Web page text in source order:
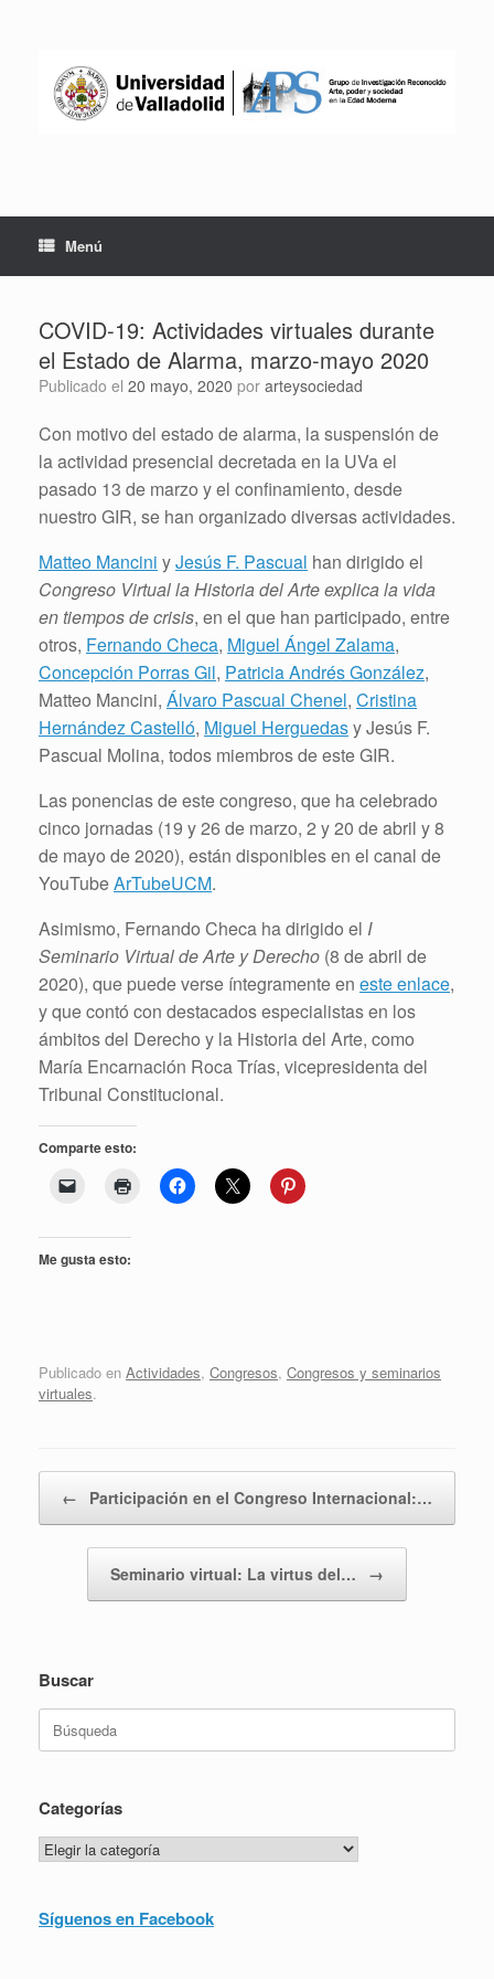
Menú
COVID-19: Actividades virtuales durante
el Estado de Alarma, marzo-mayo 2020
Publicado el 20 mayo, 2020 por arteysociedad
Con motivo del estado de alarma, la suspensión de
la actividad presencial decretada en la UVa el
pasado 13 de marzo y el confinamiento, desde
nuestro GIR, se han organizado diversas actividades.
Matteo Mancini yJesús F. Pascual han dirigido el
Congreso Virtual la Historia del Arte explica la vida
en tiempos de crisis, en el que han participado, entre
otros, Fernando Checa, Miguel Ángel Zalama,
Concepción Porras Gil, Patricia Andrés González,
Matteo Mancini, Álvaro Pascual Chenel, Cristina
Hernández Castelló, Miguel Herguedasy Jesús F.
Pascual Molina, todos miembros de este GIR.
Las ponencias de este congreso, que ha celebrado
cinco jornadas (19 y 26 de marzo, 2 y 20 de abril y 8
de mayo de 2020), están disponibles en el canal de
YouTubeArTubeUCM.
Asimismo, Fernando Checa ha dirigido el I
Seminario Virtual de Arte y Derecho (8 de abril de
2020), que puede verse íntegramente en este enlace,
y que contó con destacados especialistas en los
ámbitos del Derecho y la Historia del Arte, como
María Encarnación Roca Trías, vicepresidenta del
Tribunal Constitucional.
Comparte esto:
Me gusta esto:
Publicado en Actividades, Congresos, Congresos y seminarios
virtuales.
← Participación en el Congreso Internacional:…
Seminario virtual: La virtus del… →
Buscar
Categorías
Categorías
Síguenos en Facebook